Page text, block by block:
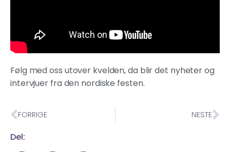
Følg med oss utover kvelden, da blir det nyheter og
intervjuer fra den nordiske festen.
FORRIGE NESTE
Del: